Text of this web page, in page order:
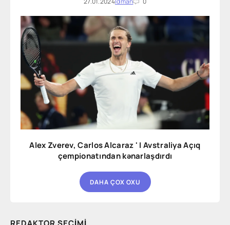
Alex Zverev, Carlos Alcaraz ' I Avstraliya Açıq
çempionatından kənarlaşdırdı
DAHA ÇOX OXU